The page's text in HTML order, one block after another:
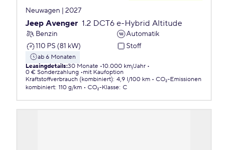
Neuwagen | 2027
Jeep Avenger 1.2 DCT6 e-Hybrid Altitude
Benzin
Automatik
110 PS (81 kW)
Stoff
ab 6 Monaten
Leasingdetails:30 Monate 10.000 km/Jahr
0 € Sonderzahlung
mit Kaufoption
Kraftstoffverbrauch (kombiniert): 4,9 l/100 km
CO₂-Emissionen
kombiniert: 110 g/km CO₂-Klasse: C